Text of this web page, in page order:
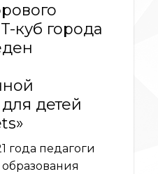
куб города
детей
года педагоги